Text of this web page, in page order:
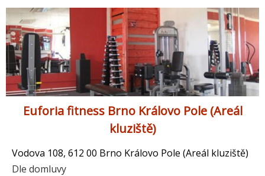
Euforia fitness Brno Královo Pole (Areál
kluziště)
Vodova 108, 612 00 Brno Královo Pole (Areál kluziště)
Dle domluvy